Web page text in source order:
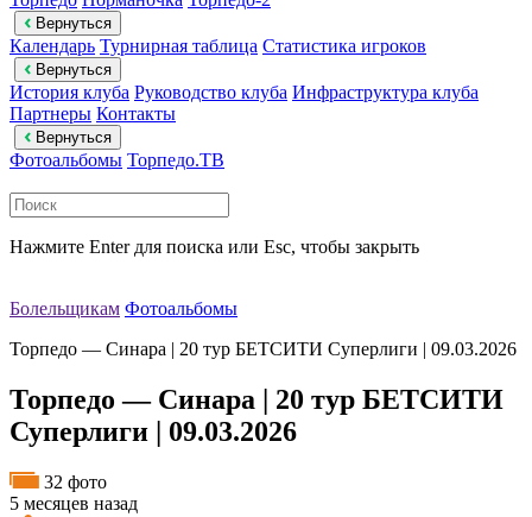
Вернуться
Календарь Турнирная таблица Статистика игроков
Вернуться
История клуба Руководство клуба Инфраструктура клуба
Партнеры Контакты
Вернуться
Фотоальбомы Торпедо.ТВ
Нажмите Enter для поиска или Esc, чтобы закрыть
Болельщикам Фотоальбомы
Торпедо — Синара | 20 тур БЕТСИТИ Суперлиги | 09.03.2026
Торпедо — Синара | 20 тур БЕТСИТИ
Суперлиги | 09.03.2026
32 фото
5 месяцев назад